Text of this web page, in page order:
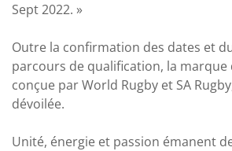
Sept 2022. »
Outre la confirmation des dates et
parcours de qualification, la
conçue par World Rugby et SA
dévoilée.
Unité, énergie et passion émanent